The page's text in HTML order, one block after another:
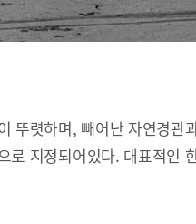
뚜렷하며, 빼어난 자연경
로 지정되어있다. 대표적인